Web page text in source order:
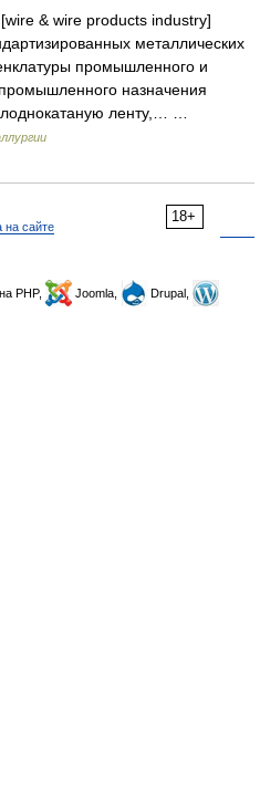
& wire products industry]
металлических
промышленного и
назначения
ленту,… …
18+
на сайте
PHP, Joomla,
Drupal,